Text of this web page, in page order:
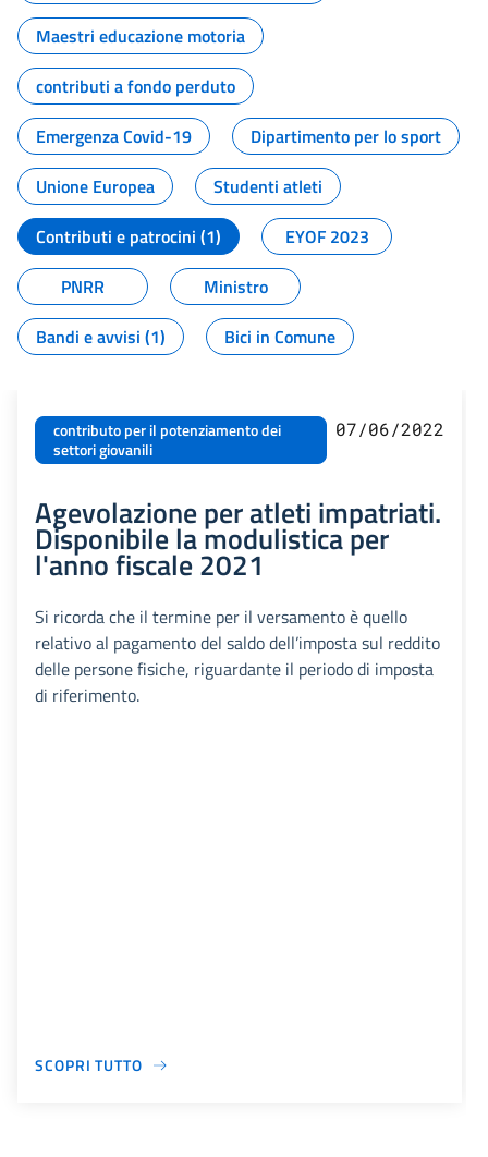
Maestri educazione motoria
contributi a fondo perduto
Emergenza Covid-19
Dipartimento per lo sport
Unione Europea
Studenti atleti
Contributi e patrocini (1)
EYOF 2023
PNRR
Ministro
Bandi e avvisi (1)
Bici in Comune
contributo per il potenziamento dei
settori giovanili
07/06/2022
Agevolazione per atleti impatriati.
Disponibile la modulistica per
l'anno fiscale 2021
Si ricorda che il termine per il versamento è quello
relativo al pagamento del saldo dell’imposta sul reddito
delle persone fisiche, riguardante il periodo di imposta
di riferimento.
SCOPRI TUTTO